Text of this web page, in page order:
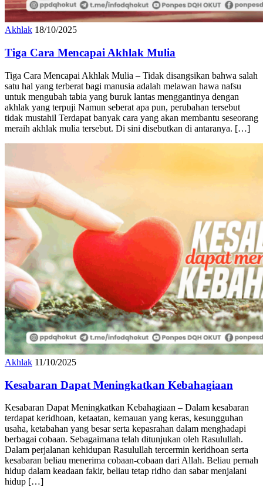
Akhlak 18/10/2025
Tiga Cara Mencapai Akhlak Mulia
Tiga Cara Mencapai Akhlak Mulia – Tidak disangsikan bahwa salah
satu hal yang terberat bagi manusia adalah melawan hawa nafsu
untuk mengubah tabia yang buruk lantas menggantinya dengan
akhlak yang terpuji Namun seberat apa pun, perubahan tersebut
tidak mustahil Terdapat banyak cara yang akan membantu seseorang
meraih akhlak mulia tersebut. Di sini disebutkan di antaranya. […]
Akhlak 11/10/2025
Kesabaran Dapat Meningkatkan Kebahagiaan
Kesabaran Dapat Meningkatkan Kebahagiaan – Dalam kesabaran
terdapat keridhoan, ketaatan, kemauan yang keras, kesungguhan
usaha, ketabahan yang besar serta kepasrahan dalam menghadapi
berbagai cobaan. Sebagaimana telah ditunjukan oleh Rasulullah.
Dalam perjalanan kehidupan Rasulullah tercermin keridhoan serta
kesabaran beliau menerima cobaan-cobaan dari Allah. Beliau pernah
hidup dalam keadaan fakir, beliau tetap ridho dan sabar menjalani
hidup […]